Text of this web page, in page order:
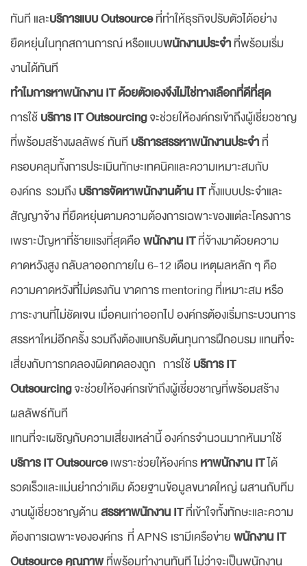
ทันที และบริการแบบ Outsourceที่ทำให้ธุรกิจปรับตัวได้อย่าง
ยืดหยุ่นในทุกสถานการณ์ หรือแบบพนักงานประจำที่พร้อมเริ่ม
งานได้ทันที
ทำไมการหาพนักงาน IT ด้วยตัวเองจึงไม่ใช่ทางเลือกที่ดีที่สุด
การใช้บริการ IT Outsourcingจะช่วยให้องค์กรเข้าถึงผู้เชี่ยวชาญ
ที่พร้อมสร้างผลลัพธ์ ทันที บริการสรรหาพนักงานประจำที่
ครอบคลุมทั้งการประเมินทักษะเทคนิคและความเหมาะสมกับ
องค์กร รวมถึงบริการจัดหาพนักงานด้าน ITทั้งแบบประจำและ
สัญญาจ้าง ที่ยืดหยุ่นตามความต้องการเฉพาะของแต่ละโครงการ
เพราะปัญหาที่ร้ายแรงที่สุดคือพนักงาน ITที่จ้างมาด้วยความ
คาดหวังสูง กลับลาออกภายใน 6-12 เดือน เหตุผลหลัก ๆ คือ
ความคาดหวังที่ไม่ตรงกัน ขาดการ mentoring ที่เหมาะสม หรือ
ภาระงานที่ไม่ชัดเจน เมื่อคนเก่าออกไป องค์กรต้องเริ่มกระบวนการ
สรรหาใหม่อีกครั้ง รวมถึงต้องแบกรับต้นทุนการฝึกอบรม แทนที่จะ
เสี่ยงกับการทดลองผิดทดลองถูก การใช้บริการ IT
Outsourcingจะช่วยให้องค์กรเข้าถึงผู้เชี่ยวชาญที่พร้อมสร้าง
ผลลัพธ์ทันที
แทนที่จะเผชิญกับความเสี่ยงเหล่านี้ องค์กรจำนวนมากหันมาใช้
บริการ IT Outsourceเพราะช่วยให้องค์กรหาพนักงาน ITได้
รวดเร็วและแม่นยำกว่าเดิม ด้วยฐานข้อมูลขนาดใหญ่ ผสานกับทีม
งานผู้เชี่ยวชาญด้านสรรหาพนักงาน ITที่เข้าใจทั้งทักษะและความ
ต้องการเฉพาะขององค์กร ที่ APNS เรามีเครือข่ายพนักงาน IT
Outsource คุณภาพที่พร้อมทำงานทันที ไม่ว่าจะเป็นพนักงาน